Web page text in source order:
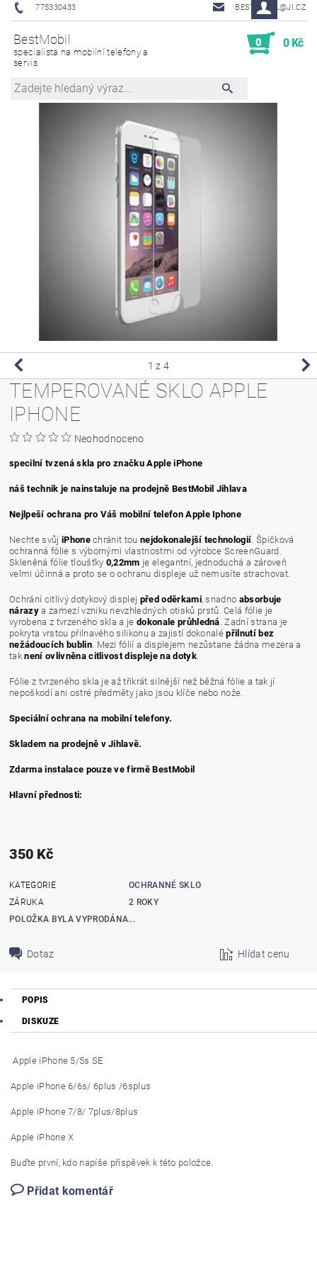
775330433 BESTMOBIL@JI.CZ
BestMobil
specialista na mobilní telefony a
servis
0 0 Kč
1 z 4
TEMPEROVANÉ SKLO APPLE
IPHONE
Neohodnoceno
specilní tvzená skla pro značku Apple iPhone
náš technik je nainstaluje na prodejně BestMobil Jihlava
Nejlpeší ochrana pro Váš mobilní telefon Apple Iphone
Nechte svůj iPhonechránit tounejdokonalejší technologií. Špičková
ochranná fólie s výbornými vlastnostmi od výrobce ScreenGuard.
Skleněná fólie tloušťky 0,22mm je elegantní, jednoduchá a zároveň
velmi účinná a proto se o ochranu displeje už nemusíte strachovat.
Ochrání citlivý dotykový displej před oděrkami, snadno absorbuje
nárazy a zamezí vzniku nevzhledných otisků prstů. Celá fólie je
vyrobena z tvrzeného skla a jedokonale průhledná. Zadní strana je
pokryta vrstou přilnavého silikonu a zajistí dokonalépřilnutí bez
nežádoucích bublin. Mezi fólií a displejem nezůstane žádna mezera a
taknení ovlivněna citlivost displeje na dotyk.
Fólie z tvrzeného skla je až třikrát silnější než běžná fólie a tak jí
nepoškodí ani ostré předměty jako jsou klíče nebo nože.
Speciální ochrana na mobilní telefony.
Skladem na prodejně v Jihlavě.
Zdarma instalace pouze ve firmě BestMobil
Hlavní přednosti:
350 Kč
KATEGORIE
OCHRANNÉ SKLO
ZÁRUKA
2 ROKY
POLOŽKA BYLA VYPRODÁNA...
Dotaz Hlídat cenu
POPIS
DISKUZE
Apple iPhone 5/5s SE
Apple iPhone 6/6s/ 6plus /6splus
Apple iPhone 7/8/ 7plus/8plus
Apple iPhone X
Buďte první, kdo napíše příspěvek k této položce.
Přidat komentář